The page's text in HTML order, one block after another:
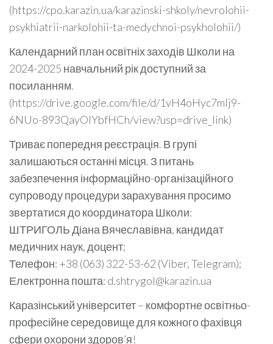
(https://cpo.karazin.ua/karazinski-shkoly/nevrolohii-
psykhiatrii-narkolohii-ta-medychnoi-psykholohii/)
Календарний план освітніх заходів Школи на
2024-2025 навчальний рік доступний за
посиланням.
(https://drive.google.com/file/d/1vH4oHyc7mlj9-
6NUo-893QayOlYbfHCh/view?usp=drive_link)
Триває попередня реєстрація. В групі
залишаються останні місця. З питань
забезпечення інформаційно-організаційного
супроводу процедури зарахування просимо
звертатися до координатора Школи:
ШТРИГОЛЬ Діана Вячеславівна, кандидат
медичних наук, доцент;
Телефон: +38 (063) 322-53-62 (Viber, Telegram);
Електронна пошта: d.shtrygol@karazin.ua
Каразінський університет – комфортне освітньо-
професійне середовище для кожного фахівця
сфери охорони здоров’я!